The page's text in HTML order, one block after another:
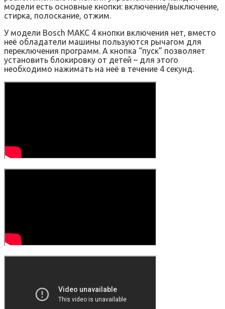
модели есть основные кнопки: включение/выключение,
стирка, полоскание, отжим.
У модели Bosch МАКС 4 кнопки включения нет, вместо
неё обладатели машины пользуются рычагом для
переключения программ. А кнопка “пуск” позволяет
установить блокировку от детей – для этого
необходимо нажимать на неё в течение 4 секунд.